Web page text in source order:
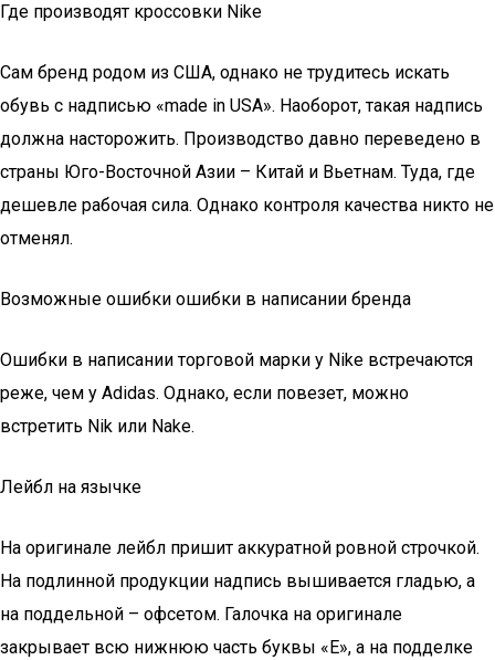
Где производят кроссовки Nike
Сам бренд родом из США, однако не трудитесь искать
обувь с надписью «made in USA». Наоборот, такая надпись
должна насторожить. Производство давно переведено в
страны Юго-Восточной Азии – Китай и Вьетнам. Туда, где
дешевле рабочая сила. Однако контроля качества никто не
отменял.
Возможные ошибки ошибки в написании бренда
Ошибки в написании торговой марки у Nike встречаются
реже, чем у Adidas. Однако, если повезет, можно
встретить Nik или Nake.
Лейбл на язычке
На оригинале лейбл пришит аккуратной ровной строчкой.
На подлинной продукции надпись вышивается гладью, а
на поддельной – офсетом. Галочка на оригинале
закрывает всю нижнюю часть буквы «Е», а на подделке